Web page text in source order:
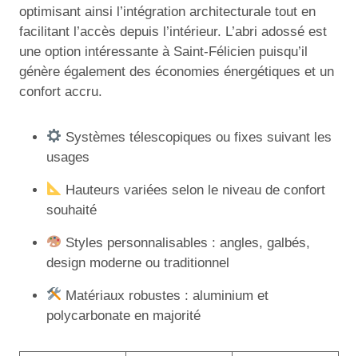
optimisant ainsi l’intégration architecturale tout en
facilitant l’accès depuis l’intérieur. L’abri adossé est
une option intéressante à Saint-Félicien puisqu’il
génère également des économies énergétiques et un
confort accru.
Systèmes télescopiques ou fixes suivant les
usages
Hauteurs variées selon le niveau de confort
souhaité
Styles personnalisables : angles, galbés,
design moderne ou traditionnel
Matériaux robustes : aluminium et
polycarbonate en majorité